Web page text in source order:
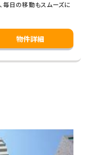
毎日の移動もスムーズに
物件詳細